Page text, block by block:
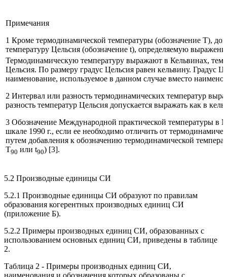
Примечания
1 Кроме термодинамической температуры (обозначение Т),
температуру Цельсия (обозначение t), определяемую
Термодинамическую температуру выражают в Кельвинах,
Цельсия. По размеру градус Цельсия равен кельвину. Градус
наименование, используемое в данном случае вместо
2 Интервал или разность термодинамических температур
разность температур Цельсия допускается выражать как в
3 Обозначение Международной практической температуры в
шкале 1990 г., если ее необходимо отличить от
путем добавления к обозначению термодинамической
T90 или t90) [3].
5.2 Производные единицы СИ
5.2.1 Производные единицы СИ образуют по правилам
образования когерентных производных единиц СИ
(приложение Б).
5.2.2 Примеры производных единиц СИ, образованных с
использованием основных единиц СИ, приведены в таблице
2.
Таблица 2 - Примеры производных единиц СИ,
наименования и обозначения которых образованы с